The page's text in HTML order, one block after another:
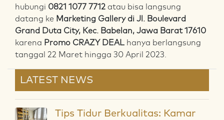
hubungi 0821 1077 7712 atau bisa langsung
datang ke Marketing Gallery di Jl. Boulevard
Grand Duta City, Kec. Babelan, Jawa Barat 17610
karena Promo CRAZY DEAL hanya berlangsung
tanggal 22 Maret hingga 30 April 2023.
LATEST NEWS
Tips Tidur Berkualitas: Kamar